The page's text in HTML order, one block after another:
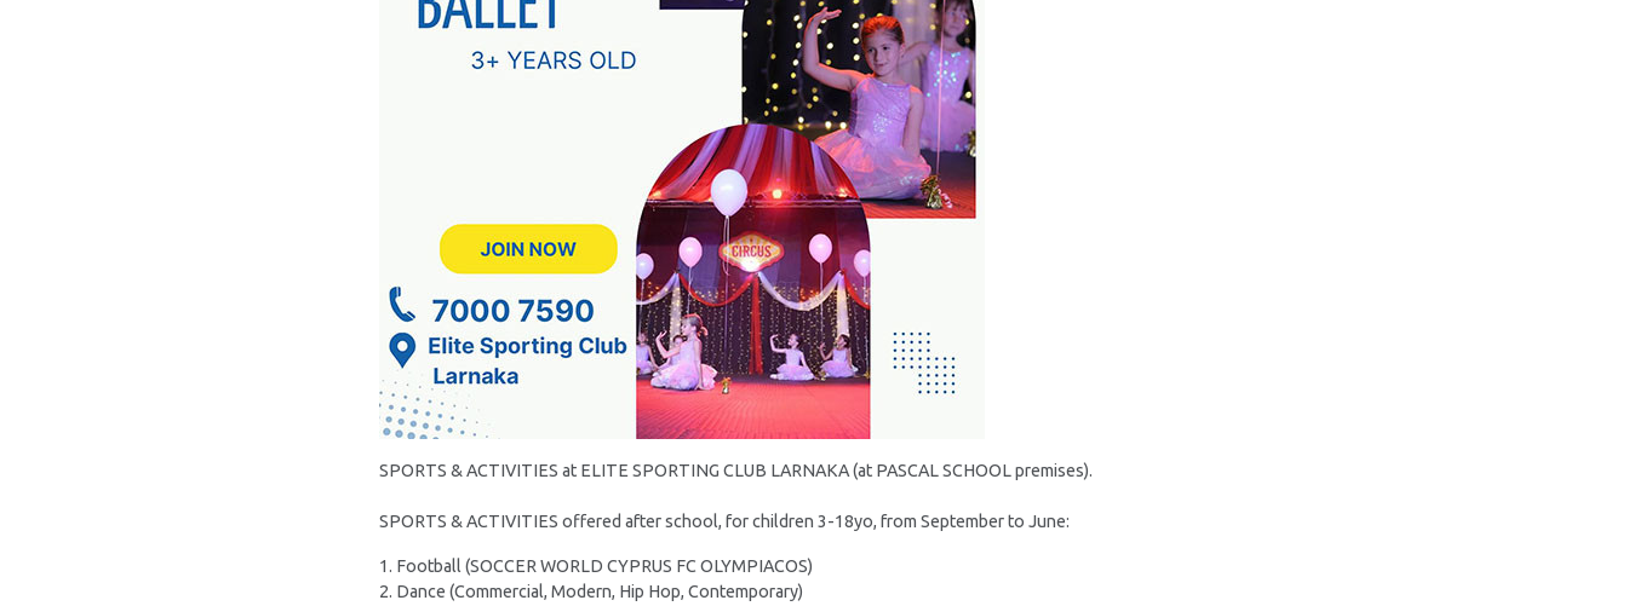
SPORTS & ACTIVITIES at ELITE SPORTING CLUB LARNAKA (at PASCAL SCHOOL premises).
SPORTS & ACTIVITIES offered after school, for children 3-18yo, from September to June:
1. Football (SOCCER WORLD CYPRUS FC OLYMPIACOS)
2. Dance (Commercial, Modern, Hip Hop, Contemporary)